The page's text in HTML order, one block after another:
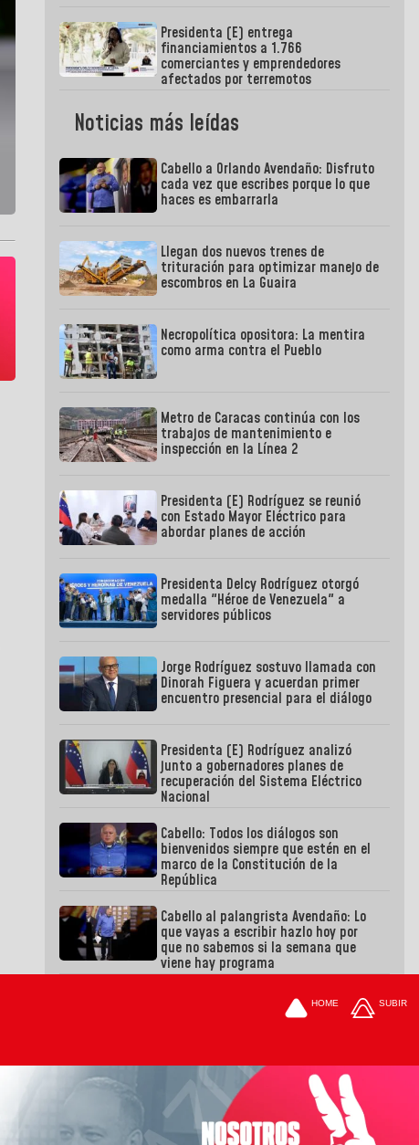
Presidenta (E) entrega
financiamientos a 1.766
comerciantes y emprendedores
afectados por terremotos
Noticias más leídas
Cabello a Orlando Avendaño: Disfruto
cada vez que escribes porque lo que
haces es embarrarla
Llegan dos nuevos trenes de
trituración para optimizar manejo de
escombros en La Guaira
Necropolítica opositora: La mentira
como arma contra el Pueblo
Metro de Caracas continúa con los
trabajos de mantenimiento e
inspección en la Línea 2
Presidenta (E) Rodríguez se reunió
con Estado Mayor Eléctrico para
abordar planes de acción
Presidenta Delcy Rodríguez otorgó
medalla "Héroe de Venezuela" a
servidores públicos
Jorge Rodríguez sostuvo llamada con
Dinorah Figuera y acuerdan primer
encuentro presencial para el diálogo
Presidenta (E) Rodríguez analizó
junto a gobernadores planes de
recuperación del Sistema Eléctrico
Nacional
Cabello: Todos los diálogos son
bienvenidos siempre que estén en el
marco de la Constitución de la
República
Cabello al palangrista Avendaño: Lo
que vayas a escribir hazlo hoy por
que no sabemos si la semana que
viene hay programa
HOME SUBIR